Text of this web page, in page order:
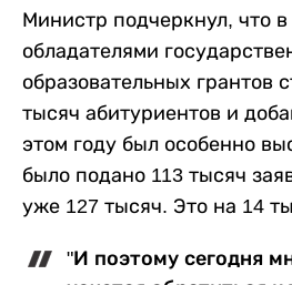
Министр подчеркнул, что в
обладателями
образовательных грантов
тысяч абитуриентов и
этом году был особенно
было подано 113 тысяч
уже 127 тысяч. Это на 14
"И поэтому сегодня